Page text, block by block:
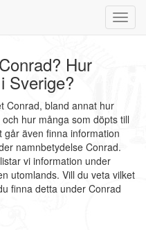
Hur
Sverige?
Conrad, bland annat hur
hur många som döpts till
även finna information
namnbetydelse Conrad.
vi information under
utomlands. Vill du veta vilket
finna detta under Conrad